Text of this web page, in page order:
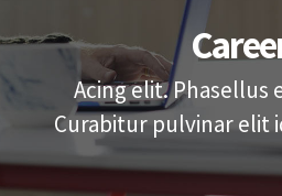
Acing elit. Phasellus
Curabitur pulvinar elit